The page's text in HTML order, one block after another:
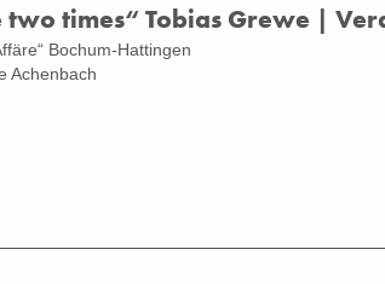
two times“ Tobias Grewe |
Bochum-Hattingen
Achenbach